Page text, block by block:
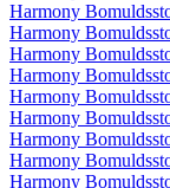
Harmony
Harmony
Harmony
Harmony
Harmony
Harmony
Harmony
Harmony
Harmony